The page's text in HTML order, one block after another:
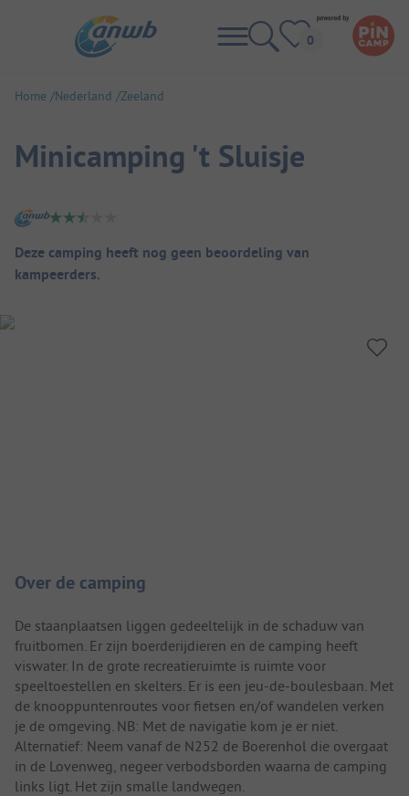
Home Nederland Zeeland
Minicamping 't Sluisje
Camping overzicht
Deze camping heeft nog geen beoordeling van
kampeerders.
Over de camping
De staanplaatsen liggen gedeeltelijk in de schaduw van
fruitbomen. Er zijn boerderijdieren en de camping heeft
viswater. In de grote recreatieruimte is ruimte voor
speeltoestellen en skelters. Er is een jeu-de-boulesbaan. Met
de knooppuntenroutes voor fietsen en/of wandelen verken
je de omgeving. NB: Met de navigatie kom je er niet.
Alternatief: Neem vanaf de N252 de Boerenhol die overgaat
in de Lovenweg, negeer verbodsborden waarna de camping
links ligt. Het zijn smalle landwegen.